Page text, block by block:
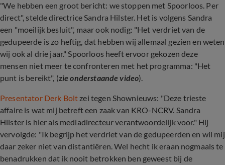
"We hebben een groot bericht: we stoppen met Spoorloos. Per
direct", stelde directrice Sandra Hilster. Het is volgens Sandra
een "moeilijk besluit", maar ook nodig: "Het verdriet van de
gedupeerde is zo heftig, dat hebben wij allemaal gezien en weten
wij ook al drie jaar." Spoorloos heeft ervoor gekozen deze
mensen niet meer te confronteren met het programma: "Het
punt is bereikt", (zie onderstaande video).
Presentator Derk Bolt zei tegen Shownieuws: "Deze trieste
affaire is wat mij betreft een zaak van KRO-NCRV. Sandra
Hilster is hier als mediadirecteur verantwoordelijk voor." Hij
vervolgde: "Ik begrijp het verdriet van de gedupeerden en wil mij
daar zeker niet van distantiëren. Wel hecht ik eraan nogmaals te
benadrukken dat ik nooit betrokken ben geweest bij de